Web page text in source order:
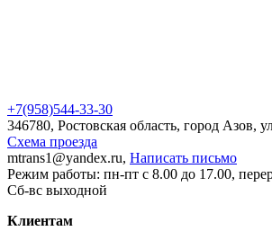
+7(958)544-33-30
346780, Ростовская область, город Азов,
Схема проезда
mtrans1@yandex.ru, Написать письмо
Режим работы: пн-пт с 8.00 до 17.00,
Сб-вс выходной
Клиентам